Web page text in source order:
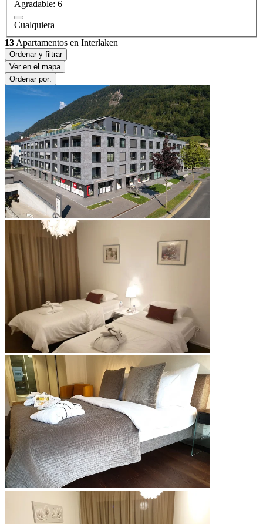
Agradable: 6+
Cualquiera
13 Apartamentos en Interlaken
Ordenar y filtrar
Ver en el mapa
Ordenar por: